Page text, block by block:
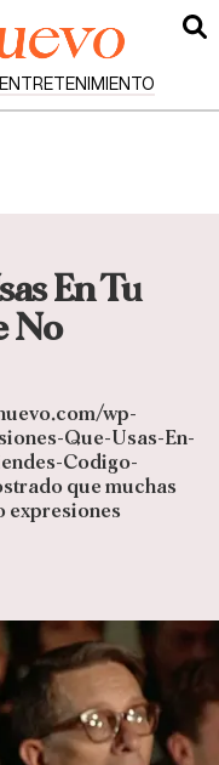
ENTRETENIMIENTO
En Tu
No
wp-
Que-Usas-En-
Codigo-
que muchas
expresiones